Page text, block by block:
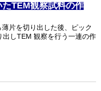
TEM観察試料の作
片を切り出した後、ピック
しTEM 観察を行う一連の作